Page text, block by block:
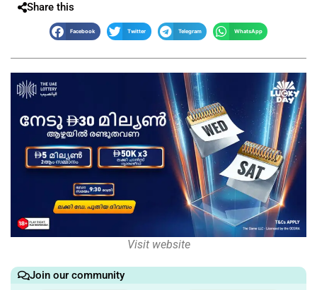
Share this
Facebook Twitter Telegram WhatsApp
Visit website
Join our community